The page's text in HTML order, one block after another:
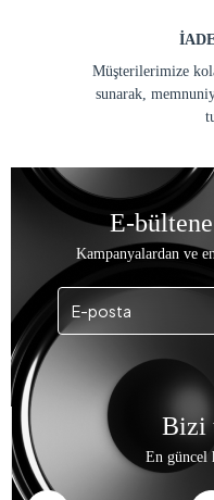
Müşterilerimize
sunarak,
E-
Kampanyalardan ve
Bizi
En güncel